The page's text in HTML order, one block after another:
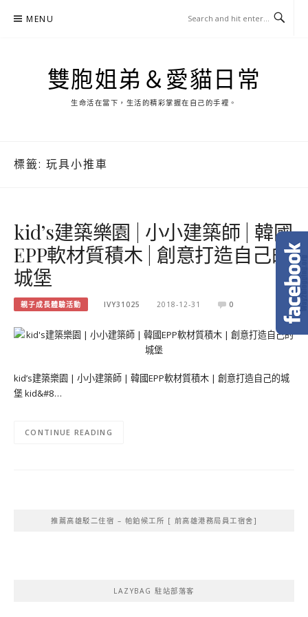
MENU
雙胞姐弟＆愛貓日常
生命活在當下，生活的精彩掌握在自己的手裡。
標籤: 玩具小推車
kid’s建築樂園 | 小小建築師 | 韓國
EPP軟材質積木 | 創意打造自己的
城堡
親子成長體驗活動 IVY31025 2018-12-31 0
kid’s建築樂園 | 小小建築師 | 韓國EPP軟材質積木 | 創意打造自己的城
堡 kid&#8…
CONTINUE READING
推薦高雄駁二住宿 – 帕鉑候工所 [ 前高雄港務局員工宿舍]
LAZYBAG 駐站部落客